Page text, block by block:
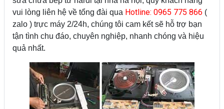
vui lòng liên hệ về tổng đài qua Hotline: 0965 775 866 (
zalo ) trực máy 2/24h, chúng tôi cam kết sẽ hỗ trợ bạn
tận tình chu đáo, chuyên nghiệp, nhanh chóng và hiệu
quả nhất.